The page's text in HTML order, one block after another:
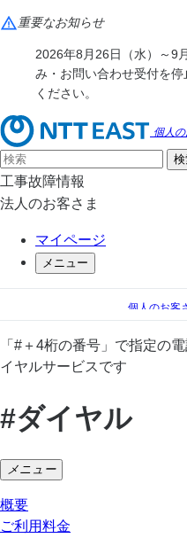
重要なお知らせ
2026年8月26日（水）～9
み・お問い合わせ受付を
ください。
個人
工事故障情報
法人のお客さま
マイページ
メニュー
個人のお客
電話
電話 オプシ
#ダイヤル
「#＋4桁の番号」で指定の
イヤルサービスです
#ダイヤル
メニュー
概要
ご利用料金